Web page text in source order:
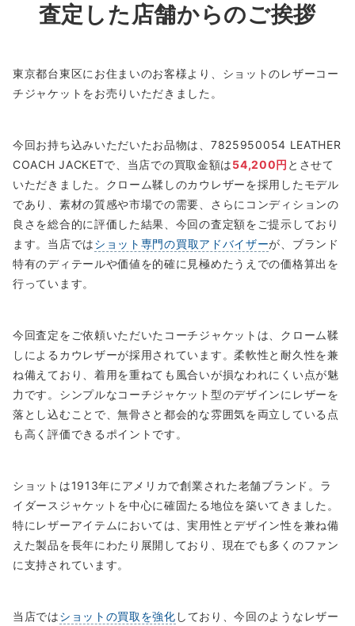
査定した店舗からのご挨拶
東京都台東区にお住まいのお客様より、ショットのレザーコー
チジャケットをお売りいただきました。
今回お持ち込みいただいたお品物は、7825950054 LEATHER
COACH JACKETで、当店での買取金額は54,200円 とさせて
いただきました。クローム鞣しのカウレザーを採用したモデル
であり、素材の質感や市場での需要、さらにコンディションの
良さを総合的に評価した結果、今回の査定額をご提示しており
ます。当店ではショット専門の買取アドバイザーが、ブランド
特有のディテールや価値を的確に見極めたうえでの価格算出を
行っています。
今回査定をご依頼いただいたコーチジャケットは、クローム鞣
しによるカウレザーが採用されています。柔軟性と耐久性を兼
ね備えており、着用を重ねても風合いが損なわれにくい点が魅
力です。シンプルなコーチジャケット型のデザインにレザーを
落とし込むことで、無骨さと都会的な雰囲気を両立している点
も高く評価できるポイントです。
ショットは1913年にアメリカで創業された老舗ブランド。ラ
イダースジャケットを中心に確固たる地位を築いてきました。
特にレザーアイテムにおいては、実用性とデザイン性を兼ね備
えた製品を長年にわたり展開しており、現在でも多くのファン
に支持されています。
当店ではショットの買取を強化 しており、今回のようなレザー